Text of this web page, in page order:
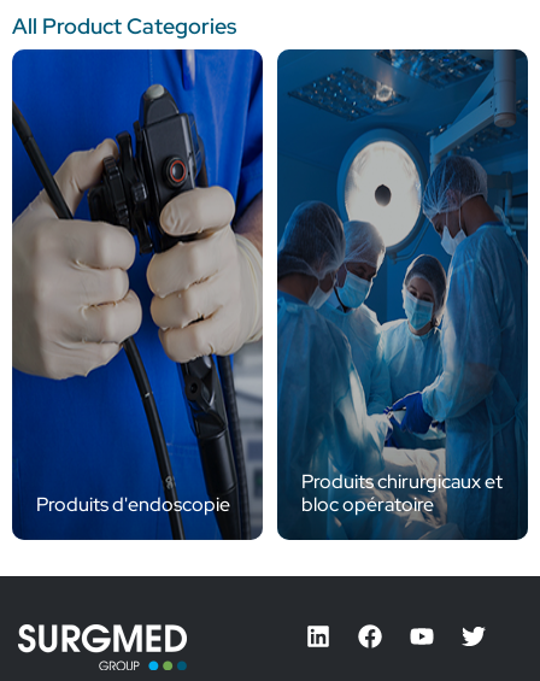
All Product Categories
Produits d'endoscopie
Produits chirurgicaux et
bloc opératoire